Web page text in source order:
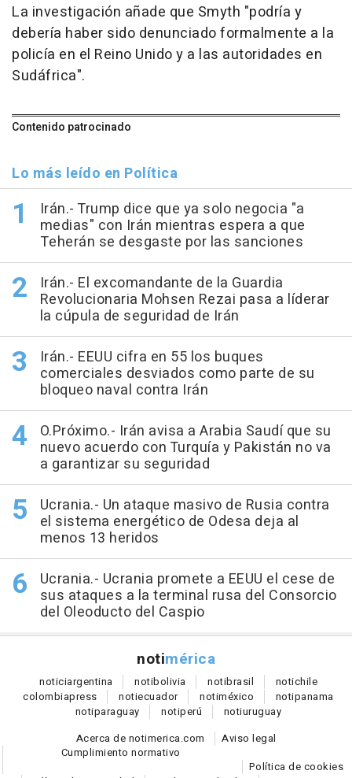
La investigación añade que Smyth "podría y
debería haber sido denunciado formalmente a la
policía en el Reino Unido y a las autoridades en
Sudáfrica".
Contenido patrocinado
Lo más leído en Política
Irán.- Trump dice que ya solo negocia "a
medias" con Irán mientras espera a que
Teherán se desgaste por las sanciones
Irán.- El excomandante de la Guardia
Revolucionaria Mohsen Rezai pasa a líderar
la cúpula de seguridad de Irán
Irán.- EEUU cifra en 55 los buques
comerciales desviados como parte de su
bloqueo naval contra Irán
O.Próximo.- Irán avisa a Arabia Saudí que su
nuevo acuerdo con Turquía y Pakistán no va
a garantizar su seguridad
Ucrania.- Un ataque masivo de Rusia contra
el sistema energético de Odesa deja al
menos 13 heridos
Ucrania.- Ucrania promete a EEUU el cese de
sus ataques a la terminal rusa del Consorcio
del Oleoducto del Caspio
notimérica
noticiargentina notibolivia notibrasil notichile
colombiapress notiecuador notiméxico notipanama
notiparaguay notiperú notiuruguay
Acerca de notimerica.com
Aviso legal
Cumplimiento normativo
Política de cookies